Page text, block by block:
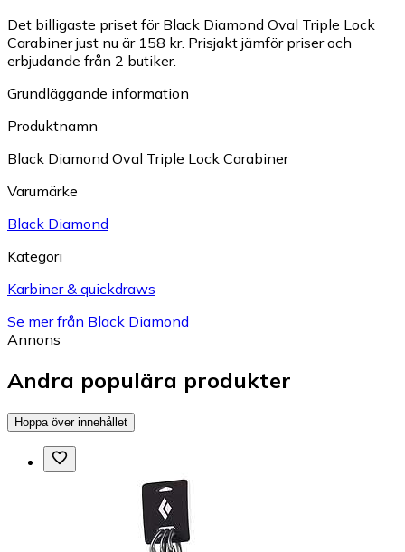
Det billigaste priset för Black Diamond Oval Triple Lock
Carabiner just nu är 158 kr. Prisjakt jämför priser och
erbjudande från 2 butiker.
Grundläggande information
Produktnamn
Black Diamond Oval Triple Lock Carabiner
Varumärke
Black Diamond
Kategori
Karbiner & quickdraws
Se mer från Black Diamond
Annons
Andra populära produkter
Hoppa över innehållet